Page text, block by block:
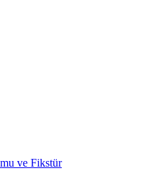
ve Fikstür